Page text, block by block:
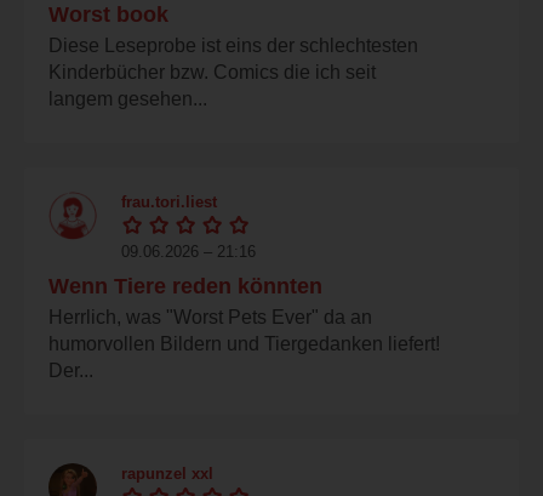
Worst book
Diese Leseprobe ist eins der schlechtesten
Kinderbücher bzw. Comics die ich seit
langem gesehen...
frau.tori.liest
09.06.2026 – 21:16
Wenn Tiere reden könnten
Herrlich, was "Worst Pets Ever" da an
humorvollen Bildern und Tiergedanken liefert!
Der...
rapunzel xxl